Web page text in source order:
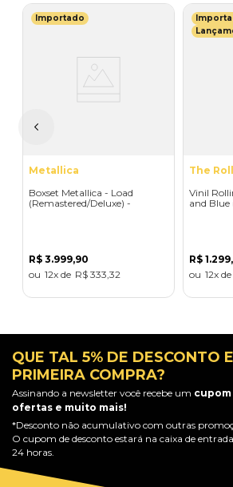
Importado
Metallica
Boxset Metallica - Load
(Remastered/Deluxe) -
R$ 3.999,90
12
R$ 333 32
The
Vinil
and Blue
R$ 1.299,
12
QUE TAL 5% DE DESCONTO
PRIMEIRA COMPRA?
Assinando a newsletter você recebe um cupom
ofertas e muito mais!
*Desconto não acumulativo com outras
O cupom de desconto estará na caixa de
24 horas.